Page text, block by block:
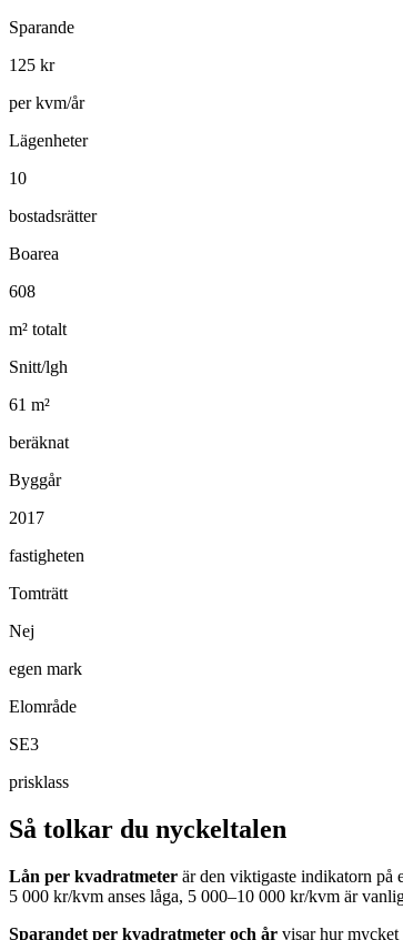
Sparande
125 kr
per kvm/år
Lägenheter
10
bostadsrätter
Boarea
608
m² totalt
Snitt/lgh
61 m²
beräknat
Byggår
2017
fastigheten
Tomträtt
Nej
egen mark
Elområde
SE3
prisklass
Så tolkar du nyckeltalen
Lån per kvadratmeter är den viktigaste indikatorn på
5 000 kr/kvm anses låga, 5 000–10 000 kr/kvm är
Sparandet per kvadratmeter och år visar hur